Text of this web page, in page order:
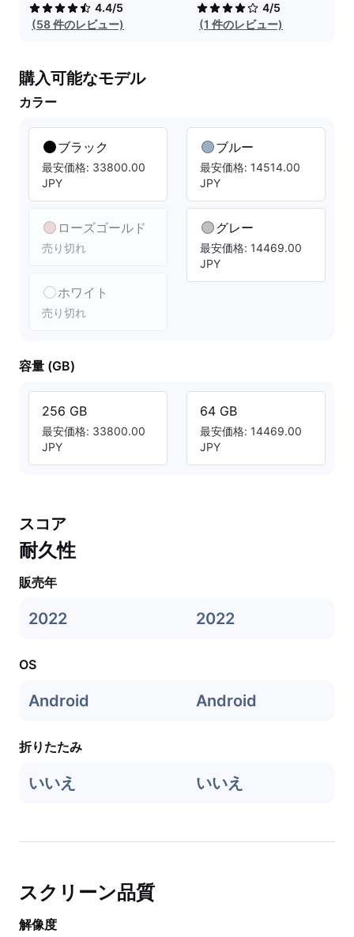
4.4/5
(58 件のレビュー)
4/5
(1 件のレビュー)
購入可能なモデル
カラー
ブラック
最安価格: 33800.00
JPY
ローズゴールド
売り切れ
ホワイト
売り切れ
ブルー
最安価格: 14514.00
JPY
グレー
最安価格: 14469.00
JPY
容量 (GB)
256 GB
最安価格: 33800.00
JPY
64 GB
最安価格: 14469.00
JPY
スコア
耐久性
販売年
2022 2022
OS
Android Android
折りたたみ
いいえ いいえ
スクリーン品質
解像度